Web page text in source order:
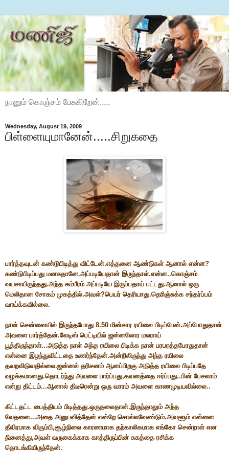
நானும் கொஞ்சம் பேசுகிறேன்.....
Wednesday, August 19, 2009
பிள்ளையுமானேன்.....சிறுகதை
பார்த்தவுடன் கண்டுபிடித்து விட்டேன்.எத்தனை ஆண்டுகள் ஆனால் என்ன?
கண்டுபிடிப்பது மனசுதானே.அப்படியேதான் இருந்தாள்.என்ன..கொஞ்சம்
வயசாயிருந்தது.அந்த கம்பீரம் அப்படியே இருப்பதாய் பட்டது.ஆனால் ஒரு
மெலிதான சோகம் முகத்தில்.அவள்?பெயர் தெரியாது.தெரிஞ்சுக்க சந்தர்ப்பம்
வாய்க்கவில்லை.
நான் சென்னையில் இருந்தபோது 8.50 மின்சார ரயிலை பிடிப்பேன்.அப்போதுதான்
அவளை பார்த்தேன்.லேடிஸ் பெட்டியில் ஜன்னலோர மலராய்
பூத்திருந்தாள்...அடுத்த நாள் அந்த ரயிலை பிடிக்க நான் பரபரத்தபோதுதான்
என்னை இழந்துவிட்டதை உணர்ந்தேன்.அன்றிலிருந்து அந்த ரயிலை
தவறவிடுவதில்லை.ஜன்னல் தரிசனம் ஆனப்பிறகு அடுத்த ரயிலை பிடிப்பதே
வழக்கமானது.தொடர்ந்து அவளை பார்ப்பது,கவனத்தை ஈர்ப்பது..பின் பேசலாம்
என்று திட்டம்...ஆனால் திடீரென்று ஒரு வாரம் அவளை காணமுடியவில்லை..
கிட்டதட்ட பைத்தியம் பிடித்தது.ஒருதலைதான்.இருந்தாலும் அந்த
வேதனை...அதை அனுபவித்தேன் என்றே சொல்லவேண்டும்.அவளூம் என்னை
தீவிரமாக விரும்பி,சூழ்நிலை காரணமாக தற்காலிகமாக எங்கோ சென்றாள் என
நினைத்து,அவள் வருகைக்காக காத்திருப்பின் சுகத்தை ரசிக்க
தொடங்கியிருந்தேன்.